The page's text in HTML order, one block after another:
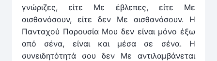
γνώριζες, είτε Με έβλεπες, είτε Με
αισθανόσουν, είτε δεν Με αισθανόσουν. Η
Πανταχού Παρουσία Μου δεν είναι μόνο έξω
από σένα, είναι και μέσα σε σένα. Η
συνειδητότητά σου δεν Με αντιλαμβάνεται